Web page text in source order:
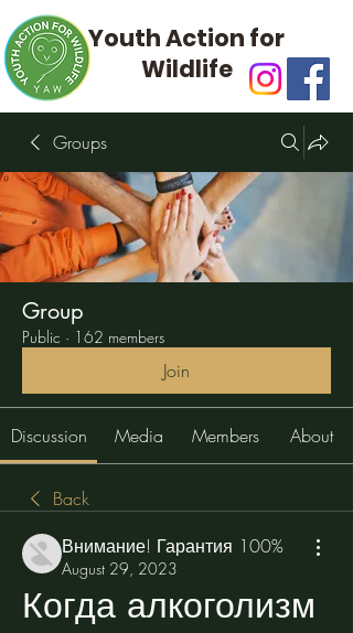
Youth Action for
Wildlife
Groups
Group
Public · 162 members
Join
Discussion Media Members About
Back
Внимание! Гарантия 100%
August 29, 2023
Когда алкоголизм